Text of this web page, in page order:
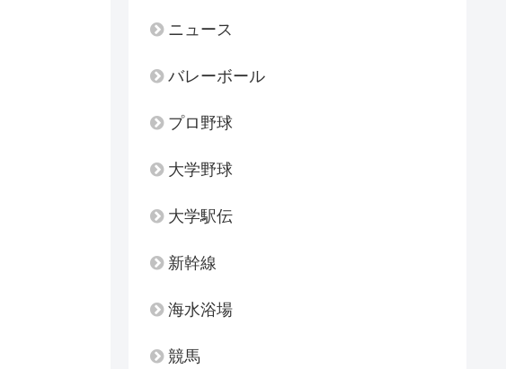
ニュース
バレーボール
プロ野球
大学野球
大学駅伝
新幹線
海水浴場
競馬